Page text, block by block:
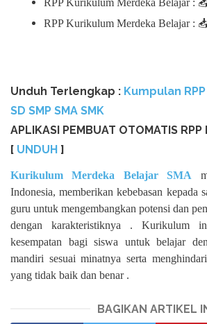
RPP Kurikulum Merdeka Belajar :
Unduh Terlengkap : Kumpulan
SD SMP SMA SMK
APLIKASI PEMBUAT OTOMATIS RPP
[ UNDUH ]
Kurikulum Merdeka Belajar SMA
Indonesia, memberikan kebebasan kepada
guru untuk mengembangkan potensi dan
dengan karakteristiknya . Kurikulum
kesempatan bagi siswa untuk belajar
mandiri sesuai minatnya serta
yang tidak baik dan benar .
BAGIKAN ARTIKEL